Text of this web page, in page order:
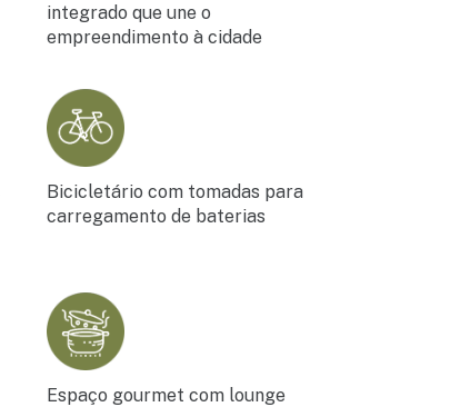
integrado que une o
empreendimento à cidade
Bicicletário com tomadas para
carregamento de baterias
Espaço gourmet com lounge